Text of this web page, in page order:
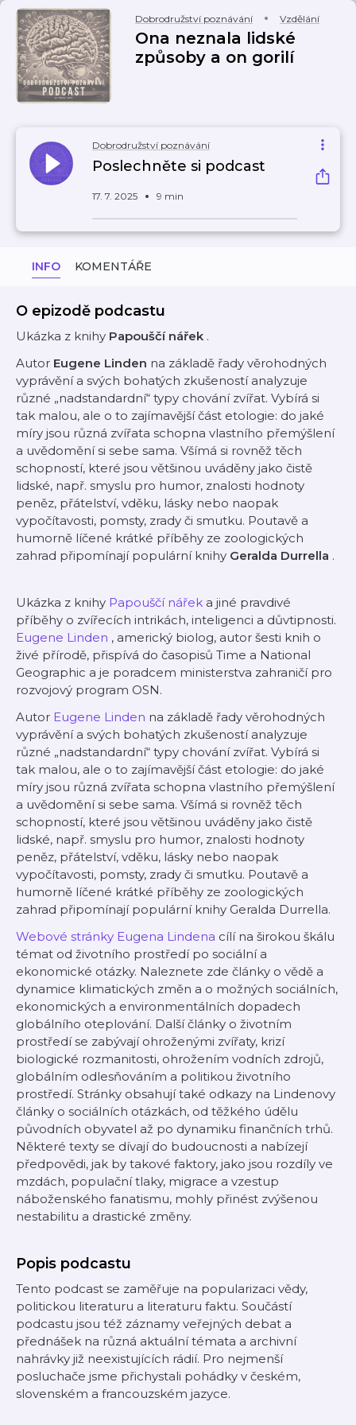
Dobrodružství poznávání Vzdělání
Ona neznala lidské
způsoby a on gorilí
Dobrodružství poznávání
Poslechněte si podcast
17. 7. 2025 9 min
INFO KOMENTÁŘE
O epizodě podcastu
Ukázka z knihy Papouščí nářek .
Autor Eugene Linden na základě řady věrohodných
vyprávění a svých bohatých zkušeností analyzuje
různé „nadstandardní“ typy chování zvířat. Vybírá si
tak malou, ale o to zajímavější část etologie: do jaké
míry jsou různá zvířata schopna vlastního přemýšlení
a uvědomění si sebe sama. Všímá si rovněž těch
schopností, které jsou většinou uváděny jako čistě
lidské, např. smyslu pro humor, znalosti hodnoty
peněz, přátelství, vděku, lásky nebo naopak
vypočítavosti, pomsty, zrady či smutku. Poutavě a
humorně líčené krátké příběhy ze zoologických
zahrad připomínají populární knihy Geralda Durrella .
Ukázka z knihy Papouščí nářek a jiné pravdivé
příběhy o zvířecích intrikách, inteligenci a důvtipnosti.
Eugene Linden , americký biolog, autor šesti knih o
živé přírodě, přispívá do časopisů Time a National
Geographic a je poradcem ministerstva zahraničí pro
rozvojový program OSN.
Autor Eugene Linden na základě řady věrohodných
vyprávění a svých bohatých zkušeností analyzuje
různé „nadstandardní“ typy chování zvířat. Vybírá si
tak malou, ale o to zajímavější část etologie: do jaké
míry jsou různá zvířata schopna vlastního přemýšlení
a uvědomění si sebe sama. Všímá si rovněž těch
schopností, které jsou většinou uváděny jako čistě
lidské, např. smyslu pro humor, znalosti hodnoty
peněz, přátelství, vděku, lásky nebo naopak
vypočítavosti, pomsty, zrady či smutku. Poutavě a
humorně líčené krátké příběhy ze zoologických
zahrad připomínají populární knihy Geralda Durrella.
Webové stránky Eugena Lindena cílí na širokou škálu
témat od životního prostředí po sociální a
ekonomické otázky. Naleznete zde články o vědě a
dynamice klimatických změn a o možných sociálních,
ekonomických a environmentálních dopadech
globálního oteplování. Další články o životním
prostředí se zabývají ohroženými zvířaty, krizí
biologické rozmanitosti, ohrožením vodních zdrojů,
globálním odlesňováním a politikou životního
prostředí. Stránky obsahují také odkazy na Lindenovy
články o sociálních otázkách, od těžkého údělu
původních obyvatel až po dynamiku finančních trhů.
Některé texty se dívají do budoucnosti a nabízejí
předpovědi, jak by takové faktory, jako jsou rozdíly ve
mzdách, populační tlaky, migrace a vzestup
náboženského fanatismu, mohly přinést zvýšenou
nestabilitu a drastické změny.
Popis podcastu
Tento podcast se zaměřuje na popularizaci vědy,
politickou literaturu a literaturu faktu. Součástí
podcastu jsou též záznamy veřejných debat a
přednášek na různá aktuální témata a archivní
nahrávky již neexistujících rádií. Pro nejmenší
posluchače jsme přichystali pohádky v českém,
slovenském a francouzském jazyce.